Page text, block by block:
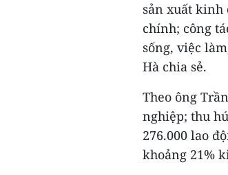
sản xuất kinh
chính; công
sống, việc
Hà chia sẻ.
Theo ông
nghiệp; thu
276.000 lao
khoảng 21%